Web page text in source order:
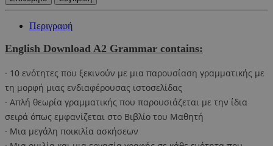
Περιγραφή
English Download A2 Grammar contains:
· 10 ενότητες που ξεκινούν με μια παρουσίαση γραμματικής με
τη μορφή μιας ενδιαφέρουσας ιστοσελίδας
· Απλή θεωρία γραμματικής που παρουσιάζεται με την ίδια
σειρά όπως εμφανίζεται στο Βιβλίο του Μαθητή
· Μια μεγάλη ποικιλία ασκήσεων